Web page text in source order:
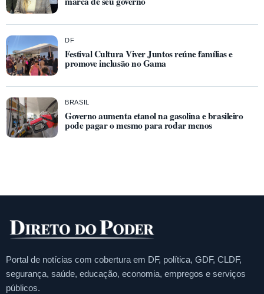
DF
Festival Cultura Viver Juntos reúne famílias e
promove inclusão no Gama
BRASIL
Governo aumenta etanol na gasolina e brasileiro
pode pagar o mesmo para rodar menos
Portal de notícias com cobertura em DF, política, GDF, CLDF,
segurança, saúde, educação, economia, empregos e serviços
públicos.